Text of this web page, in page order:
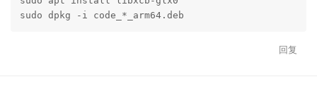
sudo dpkg -i code_*_arm64.deb
回复